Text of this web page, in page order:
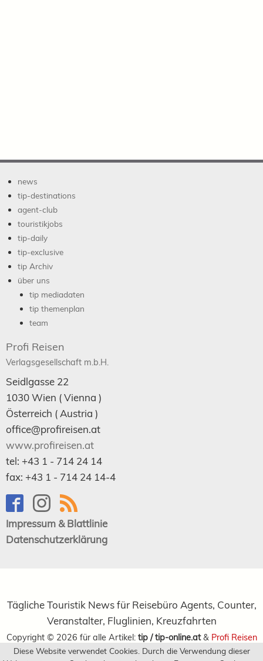
Diese Website verwendet Cookies. Durch die Verwendung dieser
news
tip-destinations
agent-club
touristikjobs
tip-daily
tip-exclusive
tip Archiv
über uns
tip mediadaten
tip themenplan
team
Profi Reisen
Verlagsgesellschaft m.b.H.
Seidlgasse 22
1030Wien ( Vienna )
Österreich ( Austria )
office@profireisen.at
www.profireisen.at
tel: +43 1 - 714 24 14
fax: +43 1 - 714 24 14-4
Impressum & Blattlinie
Datenschutzerklärung
Tägliche Touristik News für Reisebüro Agents, Counter,
Veranstalter, Fluglinien, Kreuzfahrten
Copyright © 2026 für alle Artikel: tip / tip-online.at& Profi Reisen
Verlagsgesellschaft m.b.H.